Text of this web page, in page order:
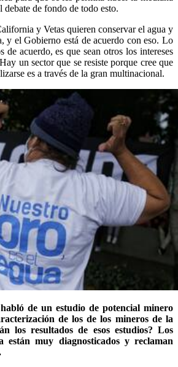
debate de fondo de todo esto.
y Vetas quieren conservar el agua y
y el Gobierno está de acuerdo con eso. Lo
de acuerdo, es que sean otros los intereses
un sector que se resiste porque cree que
es a través de la gran multinacional.
de un estudio de potencial minero
de los de los mineros de la
los resultados de esos estudios? Los
están muy diagnosticados y reclaman